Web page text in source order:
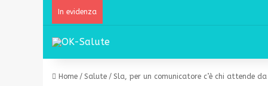
In evidenza
Home / Salute / Sla, per un comunicatore c’è chi attende